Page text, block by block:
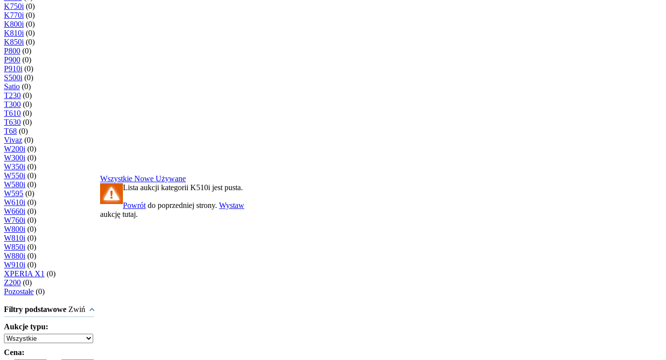
K750i (0)
K770i (0)
K800i (0)
K810i (0)
K850i (0)
P800 (0)
P900 (0)
P910i (0)
S500i (0)
Satio (0)
T230 (0)
T300 (0)
T610 (0)
T630 (0)
T68 (0)
Vivaz (0)
W200i (0)
W300i (0)
W350i (0)
W550i (0)
W580i (0)
W595 (0)
W610i (0)
W660i (0)
W760i (0)
W800i (0)
W810i (0)
W850i (0)
W880i (0)
W910i (0)
XPERIA X1 (0)
Z200 (0)
Pozostałe (0)
Filtry podstawowe Zwiń
Aukcje typu:
Cena:
Wszystkie Nowe Używane
Lista aukcji kategorii K510i jest pusta.
Powrót do poprzedniej strony. Wystaw
aukcję tutaj.